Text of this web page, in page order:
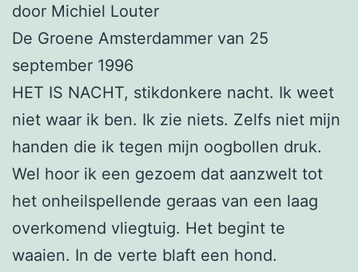
door Michiel Louter
De Groene Amsterdammer van 25
september 1996
HET IS NACHT, stikdonkere nacht. Ik weet
niet waar ik ben. Ik zie niets. Zelfs niet mijn
handen die ik tegen mijn oogbollen druk.
Wel hoor ik een gezoem dat aanzwelt tot
het onheilspellende geraas van een laag
overkomend vliegtuig. Het begint te
waaien. In de verte blaft een hond.